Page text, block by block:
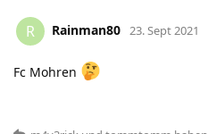
R Rainman80 23. Sept 2021
Fc Mohren